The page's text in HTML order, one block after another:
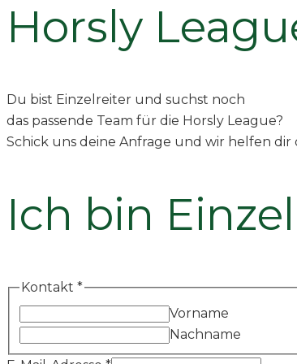
Horsly
Du bist Einzelreiter und suchst noch
das passende Team für die Horsly League?
Schick uns deine Anfrage und wir helfen dir
Ich bin
Kontakt *
Vorname
Nachname